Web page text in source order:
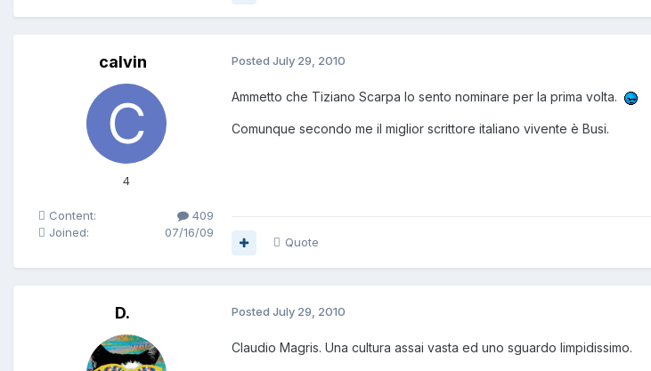
calvin
4
Content:
409
Joined:
07/16/09
Posted July 29, 2010
Ammetto che Tiziano Scarpa lo sento nominare per la prima volta.
Comunque secondo me il miglior scrittore italiano vivente è Busi.
Quote
D. Posted July 29, 2010
Claudio Magris. Una cultura assai vasta ed uno sguardo limpidissimo.